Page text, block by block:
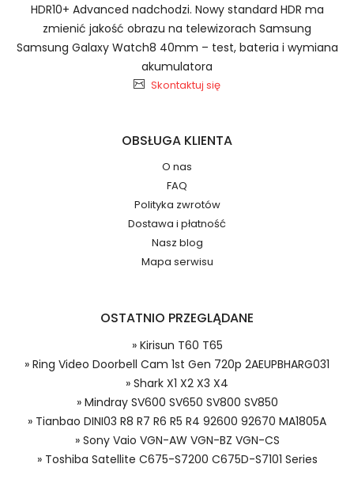
Kompatybilna Bateria Ring PL-
Dzięki ochronie kupujących w
systemie PayPal możesz odzyskać
całkowitą wartość zakupu, jeśli
zakupiony przedmiot do Ciebie nie
dotrze lub będzie się znacznie różnić
od opisu.
2.Numer produktu baterii
Numer produktu ładowarki
Model urządzenia
Numer produktu baterii
Jak przedłużyć żywotność Kompatybilna Bateria
Ring Video Doorbell Cam 1st Gen 720p
2AEUPBHARG031?
HDR10+ Advanced nadchodzi. Nowy standard HDR ma
zmienić jakość obrazu na telewizorach Samsung
Samsung Galaxy Watch8 40mm – test, bateria i wymiana
akumulatora
Skontaktuj się
OBSŁUGA KLIENTA
O nas
FAQ
Polityka zwrotów
Dostawa i płatność
Nasz blog
Mapa serwisu
OSTATNIO PRZEGLĄDANE
» Kirisun T60 T65
» Ring Video Doorbell Cam 1st Gen 720p 2AEUPBHARG031
» Shark X1 X2 X3 X4
» Mindray SV600 SV650 SV800 SV850
» Tianbao DINI03 R8 R7 R6 R5 R4 92600 92670 MA1805A
» Sony Vaio VGN-AW VGN-BZ VGN-CS
» Toshiba Satellite C675-S7200 C675D-S7101 Series